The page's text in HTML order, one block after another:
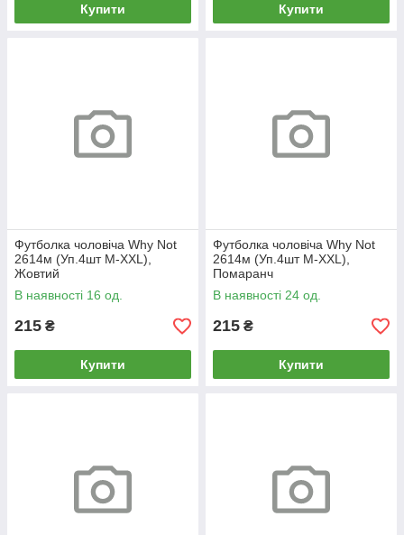
Купити Купити
Футболка чоловіча Why Not
2614м (Уп.4шт M-XXL),
Жовтий
В наявності 16 од.
215 ₴
Купити
Футболка чоловіча Why Not
2614м (Уп.4шт M-XXL),
Помаранч
В наявності 24 од.
215 ₴
Купити